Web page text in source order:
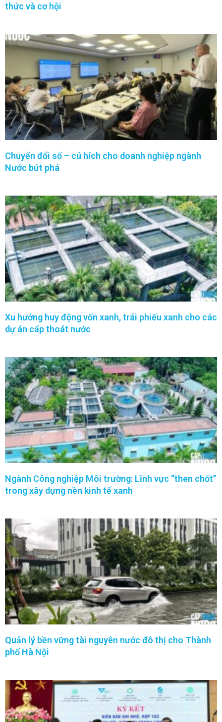
thức và cơ hội
Chuyển đổi số – cú hích cho doanh nghiệp ngành
Nước bứt phá
Xu hướng huy động vốn xanh, trái phiếu xanh cho các
dự án cấp thoát nước
Ngành Công nghiệp Môi trường: Lĩnh vực “then chốt”
trong xây dựng nền kinh tế xanh
Quản lý bền vững tài nguyên nước đô thị cho Thành
phố Hà Nội